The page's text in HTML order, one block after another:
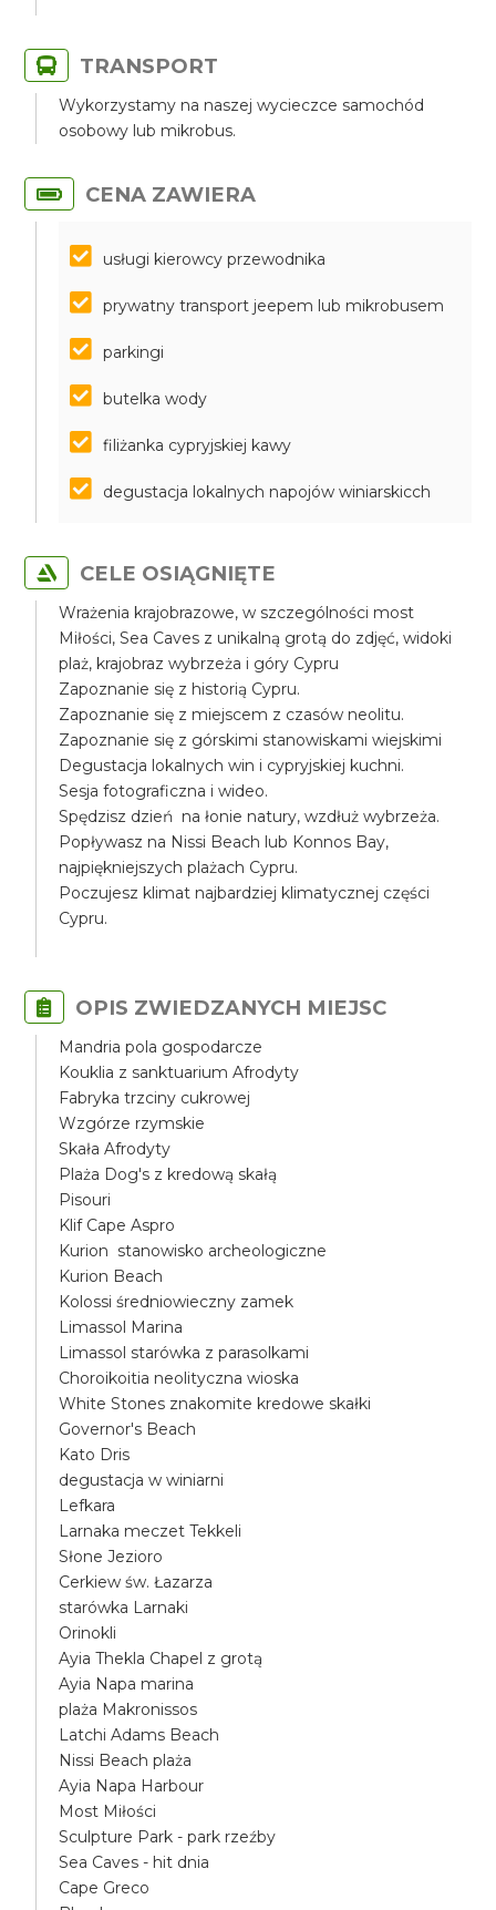
TRANSPORT
Wykorzystamy na naszej wycieczce samochód
osobowy lub mikrobus.
CENA ZAWIERA
usługi kierowcy przewodnika
prywatny transport jeepem lub mikrobusem
parkingi
butelka wody
filiżanka cypryjskiej kawy
degustacja lokalnych napojów winiarskicch
CELE OSIĄGNIĘTE
Wrażenia krajobrazowe, w szczególności most
Miłości, Sea Caves z unikalną grotą do zdjęć, widoki
plaż, krajobraz wybrzeża i góry Cypru
Zapoznanie się z historią Cypru.
Zapoznanie się z miejscem z czasów neolitu.
Zapoznanie się z górskimi stanowiskami wiejskimi
Degustacja lokalnych win i cypryjskiej kuchni.
Sesja fotograficzna i wideo.
Spędzisz dzień na łonie natury, wzdłuż wybrzeża.
Popływasz na Nissi Beach lub Konnos Bay,
najpiękniejszych plażach Cypru.
Poczujesz klimat najbardziej klimatycznej części
Cypru.
OPIS ZWIEDZANYCH MIEJSC
Mandria pola gospodarcze
Kouklia z sanktuarium Afrodyty
Fabryka trzciny cukrowej
Wzgórze rzymskie
Skała Afrodyty
Plaża Dog's z kredową skałą
Pisouri
Klif Cape Aspro
Kurion stanowisko archeologiczne
Kurion Beach
Kolossi średniowieczny zamek
Limassol Marina
Limassol starówka z parasolkami
Choroikoitia neolityczna wioska
White Stones znakomite kredowe skałki
Governor's Beach
Kato Dris
degustacja w winiarni
Lefkara
Larnaka meczet Tekkeli
Słone Jezioro
Cerkiew św. Łazarza
starówka Larnaki
Orinokli
Ayia Thekla Chapel z grotą
Ayia Napa marina
plaża Makronissos
Latchi Adams Beach
Nissi Beach plaża
Ayia Napa Harbour
Most Miłości
Sculpture Park - park rzeźby
Sea Caves - hit dnia
Cape Greco